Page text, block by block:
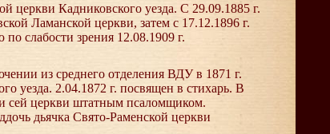
церкви Кадниковского уезда. С 29.09.1885 г.
Ламанской церкви, затем с 17.12.1896 г.
слабости зрения 12.08.1909 г.
из среднего отделения ВДУ в 1871 г.
уезда. 2.04.1872 г. посвящен в стихарь. В
сей церкви штатным псаломщиком.
дьячка Свято-Раменской церкви